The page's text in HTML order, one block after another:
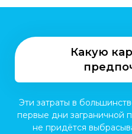
Какую
Эти затраты в
первые дни заграничной
не придётся